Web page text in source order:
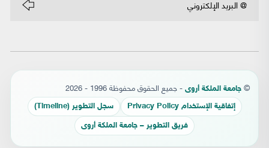
© جامعة الملكة أروى - جميع الحقوق محفوظة 1996 - 2026
إتفاقية الإستخدام Privacy Policy سجل التطوير (Timeline)
فريق التطوير – جامعة الملكة أروى